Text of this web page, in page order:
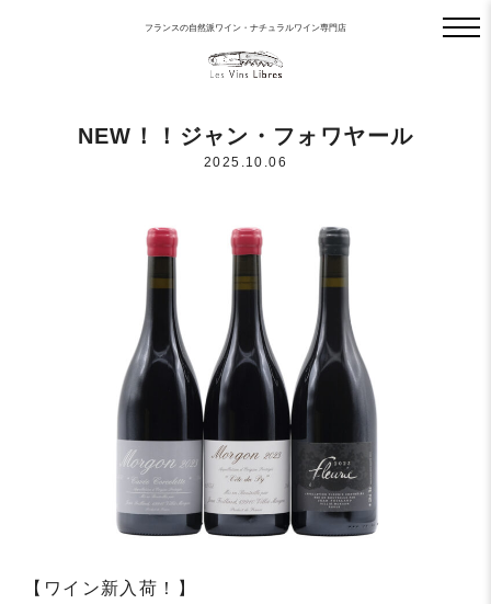
フランスの自然派ワイン・ナチュラルワイン専門店
NEW！！ジャン・フォワヤール
2025.10.06
【ワイン新入荷！】